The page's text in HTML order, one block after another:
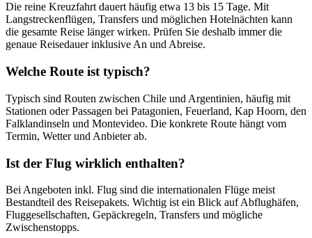
Die reine Kreuzfahrt dauert häufig etwa 13 bis 15 Tage. Mit
Langstreckenflügen, Transfers und möglichen Hotelnächten kann
die gesamte Reise länger wirken. Prüfen Sie deshalb immer die
genaue Reisedauer inklusive An und Abreise.
Welche Route ist typisch?
Typisch sind Routen zwischen Chile und Argentinien, häufig mit
Stationen oder Passagen bei Patagonien, Feuerland, Kap Hoorn, den
Falklandinseln und Montevideo. Die konkrete Route hängt vom
Termin, Wetter und Anbieter ab.
Ist der Flug wirklich enthalten?
Bei Angeboten inkl. Flug sind die internationalen Flüge meist
Bestandteil des Reisepakets. Wichtig ist ein Blick auf Abflughäfen,
Fluggesellschaften, Gepäckregeln, Transfers und mögliche
Zwischenstopps.